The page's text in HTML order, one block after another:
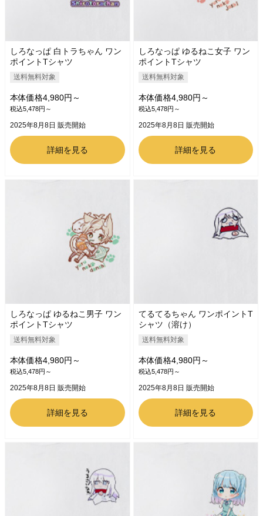
しろなっぱ 白トラちゃん ワン
ポイントTシャツ
送料無料対象
本体価格4,980円～
税込5,478円～
2025年8月8日 販売開始
詳細を見る
しろなっぱ ゆるねこ女子 ワン
ポイントTシャツ
送料無料対象
本体価格4,980円～
税込5,478円～
2025年8月8日 販売開始
詳細を見る
しろなっぱ ゆるねこ男子 ワン
ポイントTシャツ
送料無料対象
本体価格4,980円～
税込5,478円～
2025年8月8日 販売開始
詳細を見る
てるてるちゃん ワンポイントT
シャツ（溶け）
送料無料対象
本体価格4,980円～
税込5,478円～
2025年8月8日 販売開始
詳細を見る